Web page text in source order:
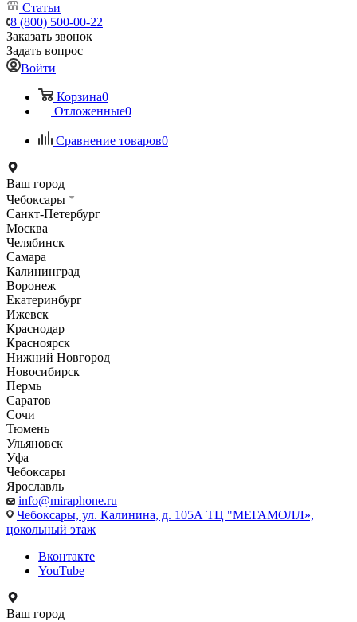
Статьи
8 (800) 500-00-22
Заказать звонок
Задать вопрос
Войти
Корзина0
Отложенные0
Сравнение товаров0
Ваш город
Чебоксары
Санкт-Петербург
Москва
Челябинск
Самара
Калининград
Воронеж
Екатеринбург
Ижевск
Краснодар
Красноярск
Нижний Новгород
Новосибирск
Пермь
Саратов
Сочи
Тюмень
Ульяновск
Уфа
Чебоксары
Ярославль
info@miraphone.ru
Чебоксары, ул. Калинина, д. 105А ТЦ "МЕГАМОЛЛ»,
цокольный этаж
Вконтакте
YouTube
Ваш город